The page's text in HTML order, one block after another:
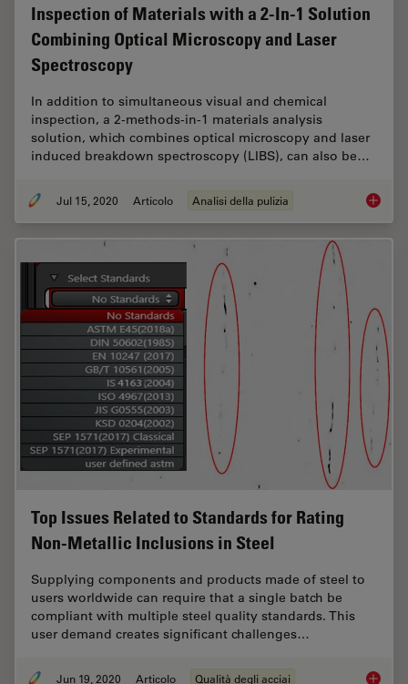
Inspection of Materials with a 2-In-1 Solution
Combining Optical Microscopy and Laser
Spectroscopy
In addition to simultaneous visual and chemical
inspection, a 2-methods-in-1 materials analysis
solution, which combines optical microscopy and laser
induced breakdown spectroscopy (LIBS), can also be…
Jul 15, 2020 Articolo Analisi della pulizia Depth
Top Issues Related to Standards for Rating
Non-Metallic Inclusions in Steel
Supplying components and products made of steel to
users worldwide can require that a single batch be
compliant with multiple steel quality standards. This
user demand creates significant challenges…
Jun 19, 2020 Articolo Qualità degli acciai Top